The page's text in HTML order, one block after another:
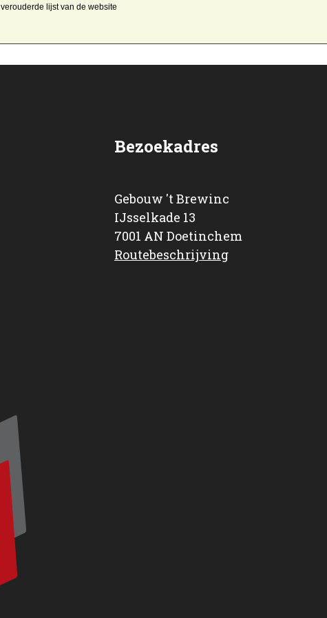
verouderde lijst van de website
Bezoekadres
Gebouw 't Brewinc
IJsselkade 13
7001 AN Doetinchem
Routebeschrijving